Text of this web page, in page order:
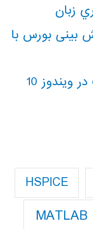
زبان
بینی بورس با
HSPICE
MATLAB